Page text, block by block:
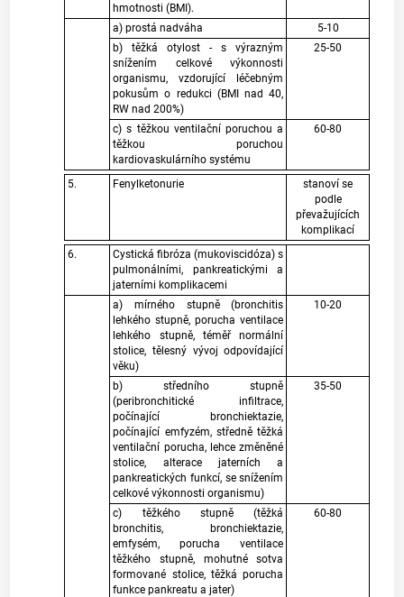
hmotnosti (BMI).
a) prostá nadváha
5-10
b) těžká otylost - s výrazným
snížením celkové výkonnosti
organismu, vzdorující léčebným
pokusům o redukci (BMI nad 40,
RW nad 200%)
25-50
c) s těžkou ventilační poruchou a
těžkou poruchou
kardiovaskulárního systému
60-80
5. Fenylketonurie
stanoví se
podle
převažujících
komplikací
6.
Cystická fibróza (mukoviscidóza) s
pulmonálními, pankreatickými a
jaterními komplikacemi
a) mírného stupně (bronchitis
lehkého stupně, porucha ventilace
lehkého stupně, téměř normální
stolice, tělesný vývoj odpovídající
věku)
10-20
b) středního stupně
(peribronchitické infiltrace,
počínající bronchiektazie,
počínající emfyzém, středně těžká
ventilační porucha, lehce změněné
stolice, alterace jaterních a
pankreatických funkcí, se snížením
celkové výkonnosti organismu)
35-50
c) těžkého stupně (těžká
bronchitis, bronchiektazie,
emfysém, porucha ventilace
těžkého stupně, mohutné sotva
formované stolice, těžká porucha
funkce pankreatu a jater)
60-80